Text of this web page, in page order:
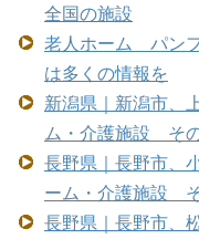
全国の施設
老人ホーム パン
は多くの情報を
新潟県｜新潟市、
ム・介護施設 そ
長野県｜長野市、
ーム・介護施設
長野県｜長野市、